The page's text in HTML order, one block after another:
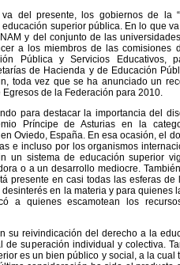
del presente, los gobiernos de la
superior pública. En lo que
y del conjunto de las
a los miembros de las comisiones
Pública y Servicios Educativos,
de Hacienda y de Educación
toda vez que se ha anunciado un
de la Federación para 2010.
para destacar la importancia del
Príncipe de Asturias en la
Oviedo, España. En esa ocasión, el
e incluso por los organismos
un sistema de educación superior
o a un desarrollo mediocre.
presente en casi todas las esferas
en la materia y para quienes
a quienes escamotean los
su reivindicación del derecho a la
de superación individual y colectiva.
es un bien público y social, a la cual